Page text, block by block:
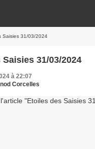
Saisies 31/03/2024
31/03/2024
à 22:07
Corcelles